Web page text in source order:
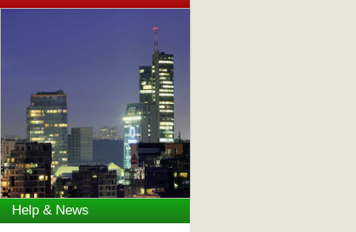
Help & News